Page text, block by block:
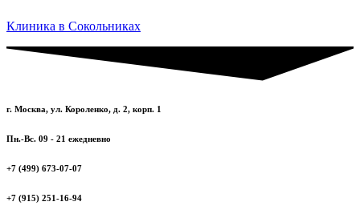
Клиника в Сокольниках
г. Москва, ул. Короленко, д. 2, корп. 1
Пн.-Вс. 09 - 21 ежедневно
+7 (499) 673-07-07
+7 (915) 251-16-94